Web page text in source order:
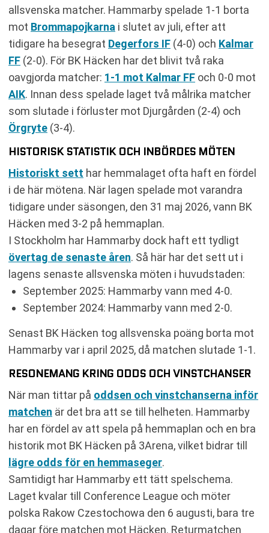
allsvenska matcher. Hammarby spelade 1-1 borta
mot Brommapojkarna i slutet av juli, efter att
tidigare ha besegrat Degerfors IF (4-0) och Kalmar
FF (2-0). För BK Häcken har det blivit två raka
oavgjorda matcher: 1-1 mot Kalmar FF och 0-0 mot
AIK. Innan dess spelade laget två målrika matcher
som slutade i förluster mot Djurgården (2-4) och
Örgryte (3-4).
HISTORISK STATISTIK OCH INBÖRDES MÖTEN
Historiskt sett har hemmalaget ofta haft en fördel
i de här mötena. När lagen spelade mot varandra
tidigare under säsongen, den 31 maj 2026, vann BK
Häcken med 3-2 på hemmaplan.
I Stockholm har Hammarby dock haft ett tydligt
övertag de senaste åren. Så här har det sett ut i
lagens senaste allsvenska möten i huvudstaden:
September 2025: Hammarby vann med 4-0.
September 2024: Hammarby vann med 2-0.
Senast BK Häcken tog allsvenska poäng borta mot
Hammarby var i april 2025, då matchen slutade 1-1.
RESONEMANG KRING ODDS OCH VINSTCHANSER
När man tittar på oddsen och vinstchanserna inför
matchen är det bra att se till helheten. Hammarby
har en fördel av att spela på hemmaplan och en bra
historik mot BK Häcken på 3Arena, vilket bidrar till
lägre odds för en hemmaseger.
Samtidigt har Hammarby ett tätt spelschema.
Laget kvalar till Conference League och möter
polska Rakow Czestochowa den 6 augusti, bara tre
dagar före matchen mot Häcken. Returmatchen